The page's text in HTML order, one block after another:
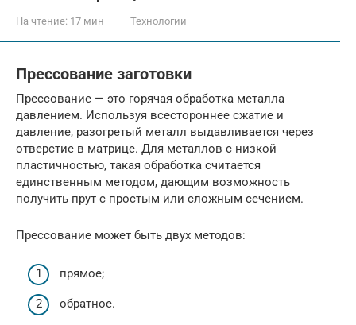
На чтение: 17 мин Технологии
Прессование заготовки
Прессование — это горячая обработка металла
давлением. Используя всестороннее сжатие и
давление, разогретый металл выдавливается через
отверстие в матрице. Для металлов с низкой
пластичностью, такая обработка считается
единственным методом, дающим возможность
получить прут с простым или сложным сечением.
Прессование может быть двух методов:
прямое;
обратное.